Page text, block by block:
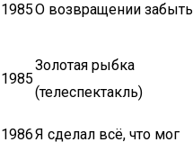
1985О возвращении забыть
1985
Золотая рыбка
(телеспектакль)
1986Я сделал всё, что мог